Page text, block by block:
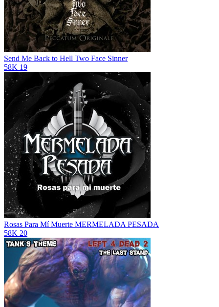
Send Me Back to Hell Two Face Sinner
58K 19
Rosas Para Mí Muerte MERMELADA PESADA
58K 20